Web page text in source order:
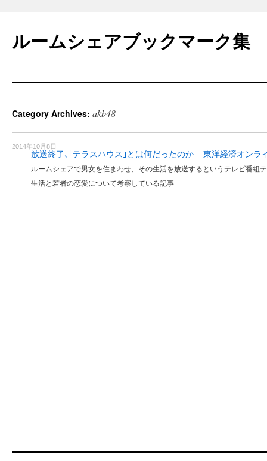
content
ルームシェアブックマーク集
Category Archives: akb48
2014年10月8日
放送終了､｢テラスハウス｣とは何だったのか – 東洋経済オンラ
ルームシェアで男女を住まわせ、その生活を放送するというテレビ番組
生活と若者の恋愛について考察している記事